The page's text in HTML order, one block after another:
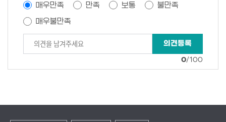
매우만족 만족 보통 불만족
매우불만족
0/100